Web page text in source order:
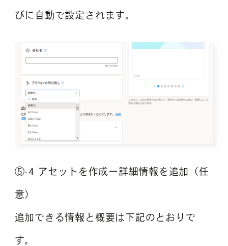
びに自動で設定されます。
⑤-4 アセットを作成ー詳細情報を追加（任
意）
追加できる情報と概要は下記のとおりで
す。